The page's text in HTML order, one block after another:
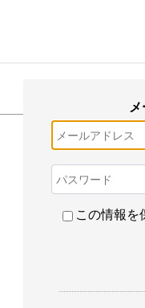
この情報を